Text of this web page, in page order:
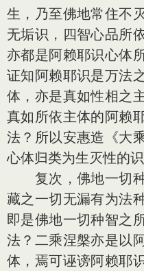
生，乃至佛地常住不
无垢识，四智心品所
亦都是阿赖耶识心体
证知阿赖耶识是万法
体，亦是真如性相之
真如所依主体的阿赖
法？所以安惠造《大
心体归类为生灭性的
复次，佛地一切种
藏之一切无漏有为法
即是佛地一切种智之
法？二乘涅槃亦是以
体，焉可诬谤阿赖耶